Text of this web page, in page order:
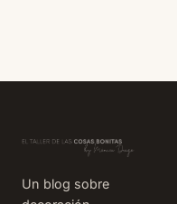
Un blog sobre